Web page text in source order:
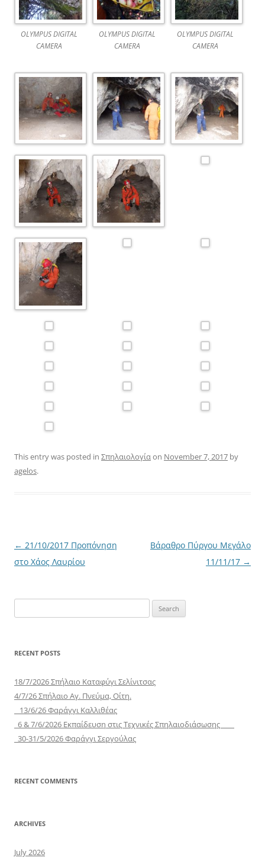
OLYMPUS DIGITAL
CAMERA
OLYMPUS DIGITAL
CAMERA
OLYMPUS DIGITAL
CAMERA
This entry was posted in Σπηλαιολογίαon November 7, 2017 by
agelos.
Post
navigation
← 21/10/2017 Προπόνηση
στο Χάος Λαυρίου
Βάραθρο Πύργου Μεγάλο
11/11/17 →
for:
RECENT POSTS
18/7/2026 Σπήλαιο Καταφύγι Σελίνιτσας
4/7/26 Σπήλαιο Αγ. Πνεύμα, Οίτη.
13/6/26 Φαράγγι Καλλιθέας
6 & 7/6/2026 Εκπαίδευση στις Τεχνικές Σπηλαιοδιάσωσης
30-31/5/2026 Φαράγγι Σεργούλας
RECENT COMMENTS
ARCHIVES
July 2026